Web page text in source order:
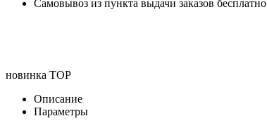
Самовывоз из пункта выдачи заказов бесплатно
новинка TOP
Описание
Параметры